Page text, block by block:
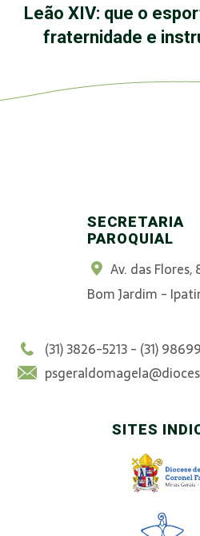
Leão XIV: que o
fraternidade e
SECRETARIA
PAROQUIAL
Av. das Flores,
Bom Jardim -
(31) 3826-5213 - (31)
SITES